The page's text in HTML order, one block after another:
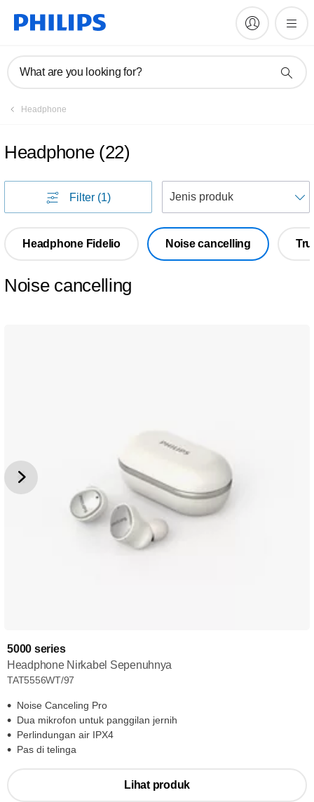
What are you looking for?
Headphone
Headphone (22)
Filter (1)
Headphone Fidelio Noise cancelling
Noise cancelling
5000 series
Headphone Nirkabel Sepenuhnya
TAT5556WT/97
Noise Canceling Pro
Dua mikrofon untuk panggilan jernih
Perlindungan air IPX4
Pas di telinga
Lihat produk